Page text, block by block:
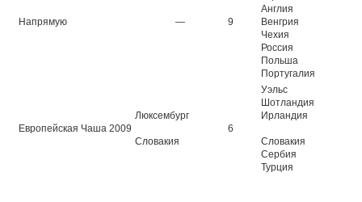
Напрямую — 9
Англия
Венгрия
Чехия
Россия
Польша
Португалия
Европейская Чаша 2009
Люксембург
Словакия
6
Уэльс
Шотландия
Ирландия
Словакия
Сербия
Турция